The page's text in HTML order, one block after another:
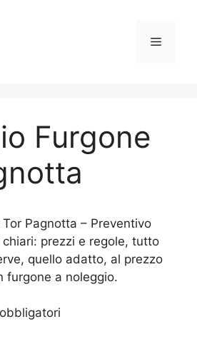
Menu
Furgone
Pagnotta – Preventivo
prezzi e regole, tutto
quello adatto, al prezzo
furgone a noleggio.